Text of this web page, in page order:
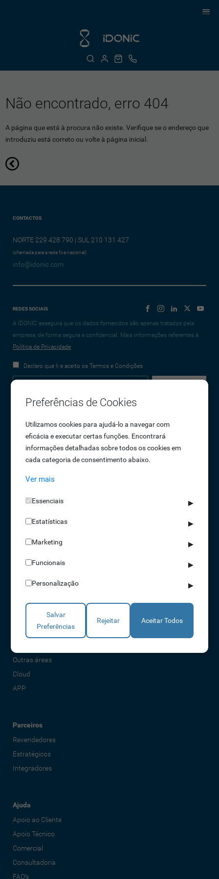
Não encontrado, erro 404
A página que está à procura não existe. Verifique se o endereço que
introduziu está correto ou volte à página inicial.
CONTACTOS
NORTE 229 428 790 | SUL 210 131 427
(chamada para a rede fixa nacional)
info@idonic.com
REDES SOCIAIS
A IDONIC assegura que os dados fornecidos são apenas tratados pela
empresa, de forma segura e confidencial. Mais informações referentes à
Política de Privacidade
Declaro que li e aceito os Termos e Condições
Empresa
Sobre Nós
Oportunidades de Emprego
Termos e Condições
Política de Privacidade
Livro de reclamações
Soluções
Acessos
Torniquetes
Parques Auto
Rondas e Serviços
Outras áreas
Cloud
APP
Parceiros
Revendedores
Estratégicos
Integradores
Ajuda
Apoio ao Cliente
Apoio Técnico
Comercial
Consultadoria
FAQ's
Preferências de Cookies
Utilizamos cookies para ajudá-lo a navegar com
eficácia e executar certas funções. Encontrará
informações detalhadas sobre todos os cookies em
cada categoria de consentimento abaixo.
Ver mais
Essenciais ▶
Estatísticas ▶
Marketing ▶
Funcionais ▶
Personalização ▶
Salvar
Preferências
Rejeitar Aceitar Todos